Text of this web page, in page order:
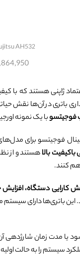
AH532
19,864,950
ژاپنی هستند که
باتری در آن‌ها نقش
فوجیتسوبا یک نمونه
فوجیتسو برای
بالاهستند و از
کنند.
کارایی دستگاه، افزایش
این باتری‌ها دارای
یا مدت زمان
سیستم را به حالت